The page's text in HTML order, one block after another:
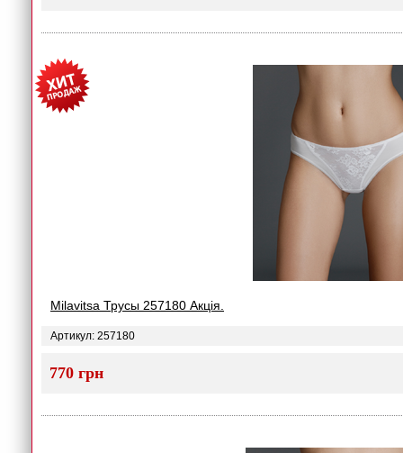
Milavitsa Трусы 257180 Акція.
Артикул: 257180
770 грн